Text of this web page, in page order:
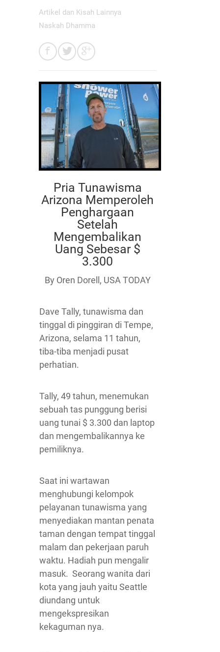
Artikel dan Kisah Lainnya
Naskah Dhamma
Pria Tunawisma
Arizona Memperoleh
Penghargaan
Setelah
Mengembalikan
Uang Sebesar $
3.300
By Oren Dorell, USA TODAY
Dave Tally, tunawisma dan
tinggal di pinggiran di Tempe,
Arizona, selama 11 tahun,
tiba-tiba menjadi pusat
perhatian.
Tally, 49 tahun, menemukan
sebuah tas punggung berisi
uang tunai $ 3.300 dan laptop
dan mengembalikannya ke
pemiliknya.
Saat ini wartawan
menghubungi kelompok
pelayanan tunawisma yang
menyediakan mantan penata
taman dengan tempat tinggal
malam dan pekerjaan paruh
waktu. Hadiah pun mengalir
masuk. Seorang wanita dari
kota yang jauh yaitu Seattle
diundang untuk
mengekspresikan
kekaguman nya.